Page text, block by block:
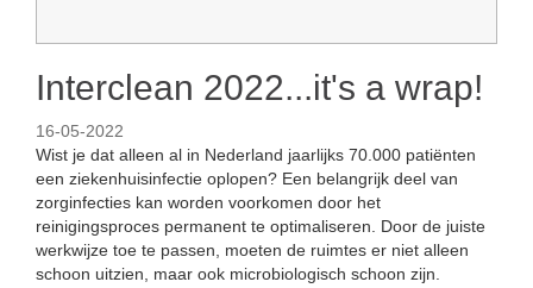
Interclean 2022...it's a wrap!
16-05-2022
Wist je dat alleen al in Nederland jaarlijks 70.000 patiënten
een ziekenhuisinfectie oplopen? Een belangrijk deel van
zorginfecties kan worden voorkomen door het
reinigingsproces permanent te optimaliseren. Door de juiste
werkwijze toe te passen, moeten de ruimtes er niet alleen
schoon uitzien, maar ook microbiologisch schoon zijn.